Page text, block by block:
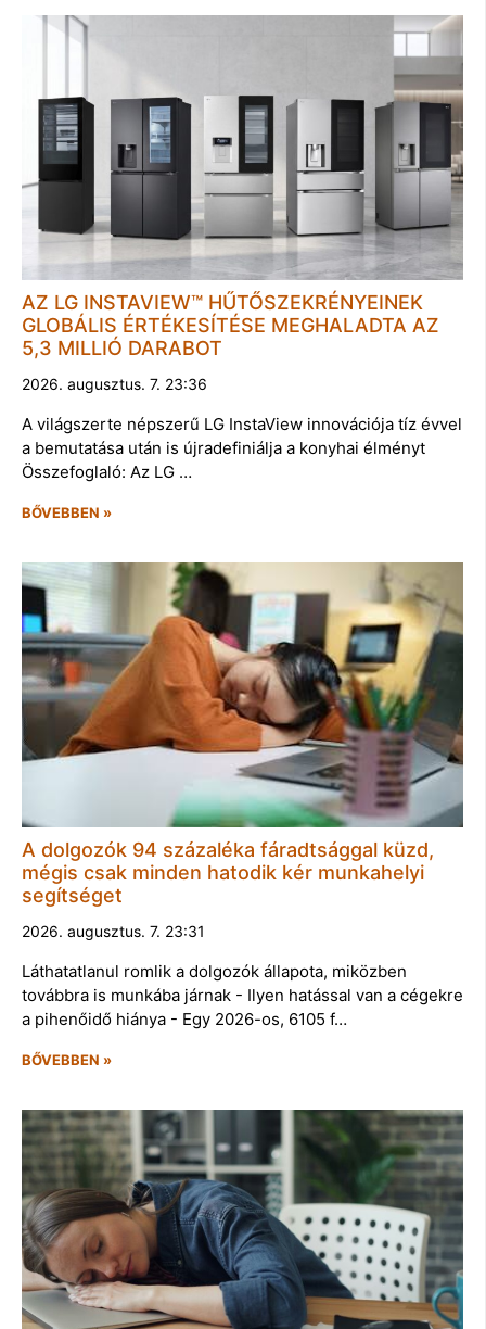
AZ LG INSTAVIEW™ HŰTŐSZEKRÉNYEINEK
GLOBÁLIS ÉRTÉKESÍTÉSE MEGHALADTA AZ
5,3 MILLIÓ DARABOT
2026. augusztus. 7. 23:36
A világszerte népszerű LG InstaView innovációja tíz évvel
a bemutatása után is újradefiniálja a konyhai élményt
Összefoglaló: Az LG …
BŐVEBBEN »
A dolgozók 94 százaléka fáradtsággal küzd,
mégis csak minden hatodik kér munkahelyi
segítséget
2026. augusztus. 7. 23:31
Láthatatlanul romlik a dolgozók állapota, miközben
továbbra is munkába járnak - Ilyen hatással van a cégekre
a pihenőidő hiánya - Egy 2026-os, 6105 f…
BŐVEBBEN »